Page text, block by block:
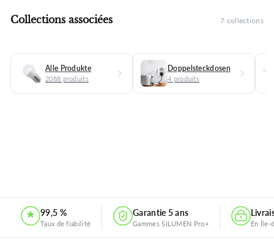
Collections associées 7 collections
Alle Produkte
2088 produits
Doppelsteckdosen
4 produits
99,5 %
Taux de fiabilité
Garantie 5 ans
Gammes SILUMEN Pro+ En Île-